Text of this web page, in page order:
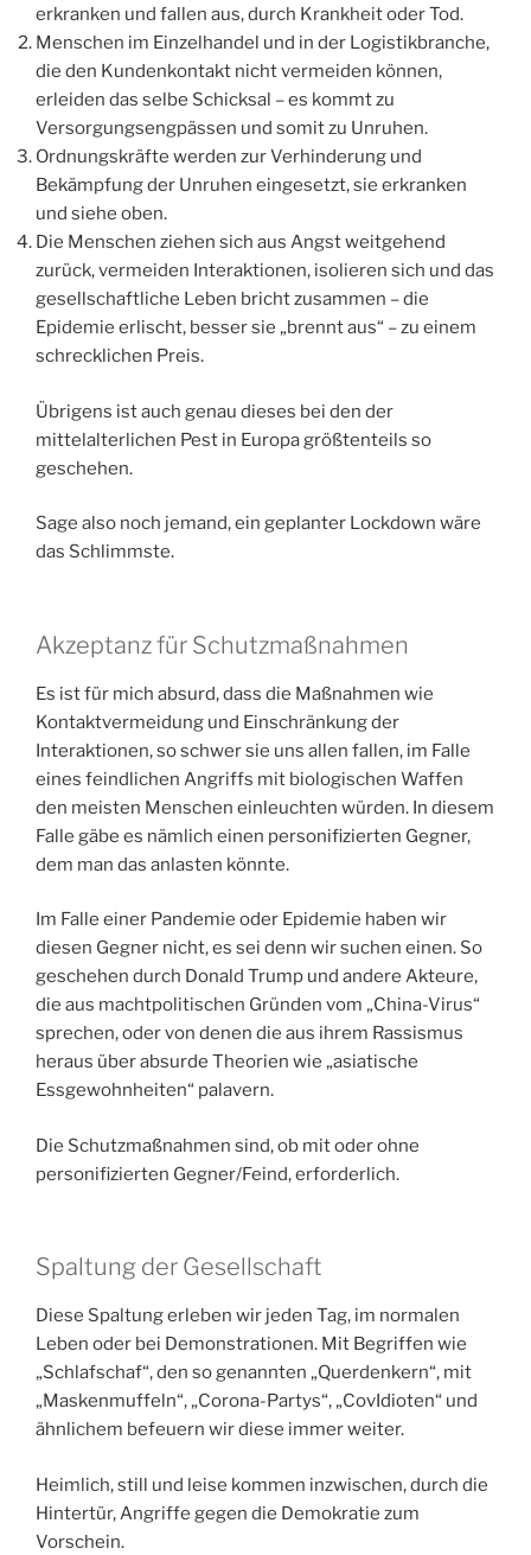
erkranken und fallen aus, durch Krankheit oder Tod.
Menschen im Einzelhandel und in der Logistikbranche,
die den Kundenkontakt nicht vermeiden können,
erleiden das selbe Schicksal – es kommt zu
Versorgungsengpässen und somit zu Unruhen.
Ordnungskräfte werden zur Verhinderung und
Bekämpfung der Unruhen eingesetzt, sie erkranken
und siehe oben.
Die Menschen ziehen sich aus Angst weitgehend
zurück, vermeiden Interaktionen, isolieren sich und das
gesellschaftliche Leben bricht zusammen – die
Epidemie erlischt, besser sie „brennt aus“ – zu einem
schrecklichen Preis.
Übrigens ist auch genau dieses bei den der
mittelalterlichen Pest in Europa größtenteils so
geschehen.
Sage also noch jemand, ein geplanter Lockdown wäre
das Schlimmste.
Akzeptanz für Schutzmaßnahmen
Es ist für mich absurd, dass die Maßnahmen wie
Kontaktvermeidung und Einschränkung der
Interaktionen, so schwer sie uns allen fallen, im Falle
eines feindlichen Angriffs mit biologischen Waffen
den meisten Menschen einleuchten würden. In diesem
Falle gäbe es nämlich einen personifizierten Gegner,
dem man das anlasten könnte.
Im Falle einer Pandemie oder Epidemie haben wir
diesen Gegner nicht, es sei denn wir suchen einen. So
geschehen durch Donald Trump und andere Akteure,
die aus machtpolitischen Gründen vom „China-Virus“
sprechen, oder von denen die aus ihrem Rassismus
heraus über absurde Theorien wie „asiatische
Essgewohnheiten“ palavern.
Die Schutzmaßnahmen sind, ob mit oder ohne
personifizierten Gegner/Feind, erforderlich.
Spaltung der Gesellschaft
Diese Spaltung erleben wir jeden Tag, im normalen
Leben oder bei Demonstrationen. Mit Begriffen wie
„Schlafschaf“, den so genannten „Querdenkern“, mit
„Maskenmuffeln“, „Corona-Partys“, „CovIdioten“ und
ähnlichem befeuern wir diese immer weiter.
Heimlich, still und leise kommen inzwischen, durch die
Hintertür, Angriffe gegen die Demokratie zum
Vorschein.